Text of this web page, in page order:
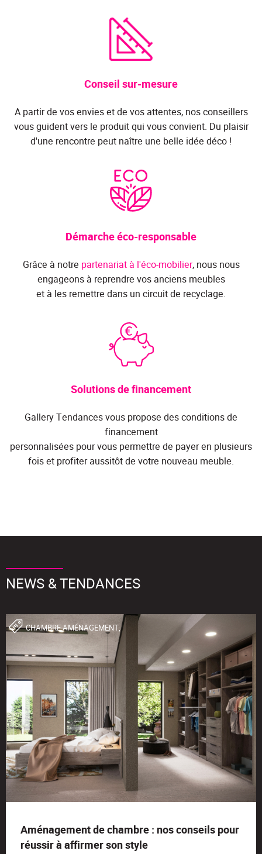
Conseil sur-mesure
A partir de vos envies et de vos attentes, nos conseillers
vous guident vers le produit qui vous convient. Du plaisir
d'une rencontre peut naître une belle idée déco !
Démarche éco-responsable
Grâce à notre partenariat à l'éco-mobilier, nous nous
engageons à reprendre vos anciens meubles
et à les remettre dans un circuit de recyclage.
Solutions de financement
Gallery Tendances vous propose des conditions de
financement
personnalisées pour vous permettre de payer en plusieurs
fois et profiter aussitôt de votre nouveau meuble.
NEWS & TENDANCES
CHAMBRE,AMÉNAGEMENT,
Aménagement de chambre : nos conseils pour
réussir à affirmer son style